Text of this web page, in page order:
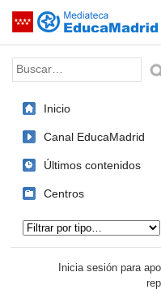
Saltar navegación
Palabra o frase:
Inicio
Canal EducaMadrid
Últimos contenidos
Centros
Inicia sesión para